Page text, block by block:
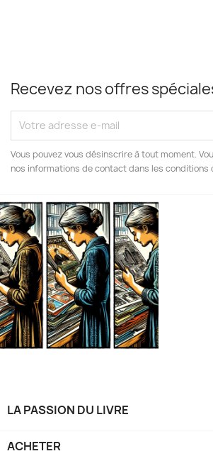
Recevez nos offres
Vous pouvez vous désinscrire à tout moment.
nos informations de contact dans les conditions
LA PASSION DU LIVRE
ACHETER